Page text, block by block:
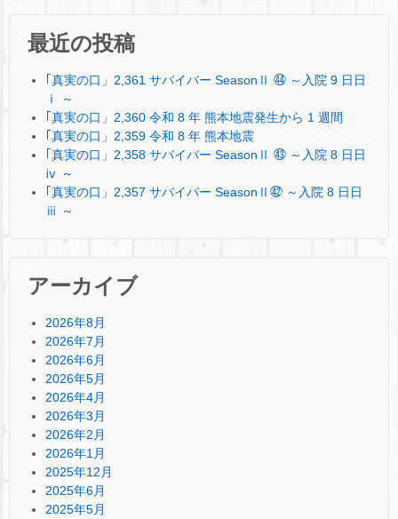
最近の投稿
｢真実の口」2,361 サバイバー SeasonⅡ ㊹ ～入院 9 日日
ⅰ ～
｢真実の口」2,360 令和 8 年 熊本地震発生から 1 週間
｢真実の口」2,359 令和 8 年 熊本地震
｢真実の口」2,358 サバイバー SeasonⅡ ㊸ ～入院 8 日日
ⅳ ～
｢真実の口」2,357 サバイバー SeasonⅡ㊷ ～入院 8 日日
ⅲ ～
アーカイブ
2026年8月
2026年7月
2026年6月
2026年5月
2026年4月
2026年3月
2026年2月
2026年1月
2025年12月
2025年6月
2025年5月